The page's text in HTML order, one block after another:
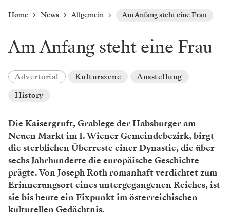
Home News Allgemein Am Anfang steht eine Frau
Am Anfang steht eine Frau
Advertorial Kulturszene
Ausstellung
History
Die Kaisergruft, Grablege der Habsburger am
Neuen Markt im 1. Wiener Gemeindebezirk, birgt
die sterblichen Überreste einer Dynastie, die über
sechs Jahrhunderte die europäische Geschichte
prägte. Von Joseph Roth romanhaft verdichtet zum
Erinnerungsort eines untergegangenen Reiches, ist
sie bis heute ein Fixpunkt im österreichischen
kulturellen Gedächtnis.